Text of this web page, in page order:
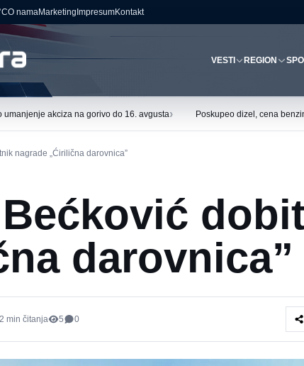
O namaMarketing ImpresumKontakt
VESTI REGION
umanjenje akciza na gorivo do 16. avgusta› Poskupeo dizel, cena
nagrade „Ćirilična darovnica”
darovnica”
2 min čitanja 5 0